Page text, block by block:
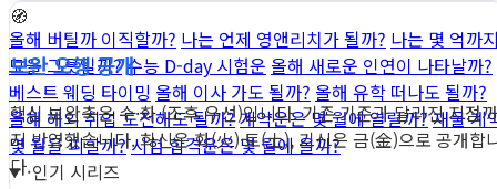
올해 버틸까 이직할까? 나는 언제 영앤리치가 될까? 나는 몇 억까
모을 그릇일까?수능 D-day 시험운 올해 새로운 인연이 나타날까?
베스트 웨딩 타이밍 올해 이사 가도 될까? 올해 유학 떠나도 될까?
올해 해외 취업 도전해도 될까?계약운은 몇 월에 열릴까? 재물·계
몇 월을 피할까? 시험 합격운은 몇 월에 올까?
인기 시리즈
🧭
보완 오행 공개
핵심 보완축은 수·화 (조후 우선)입니다. 기존 기준과 달라진 지점까
지 반영했습니다. 희신은 화(火)·토(土), 기신은 금(金)으로 공개합
다.